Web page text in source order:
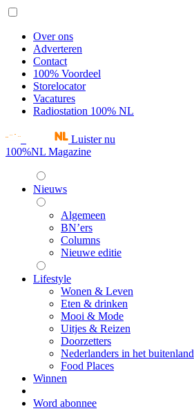
Over ons
Adverteren
Contact
100% Voordeel
Storelocator
Vacatures
Radiostation 100% NL
Luister nu
100%NL Magazine
Nieuws
Algemeen
BN’ers
Columns
Nieuwe editie
Lifestyle
Wonen & Leven
Eten & drinken
Mooi & Mode
Uitjes & Reizen
Doorzetters
Nederlanders in het buitenland
Food Places
Winnen
Word abonnee